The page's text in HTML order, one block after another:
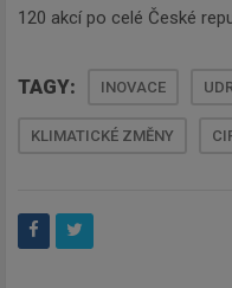
120 akcí po celé České
TAGY: INOVACE
KLIMATICKÉ ZMĚNY